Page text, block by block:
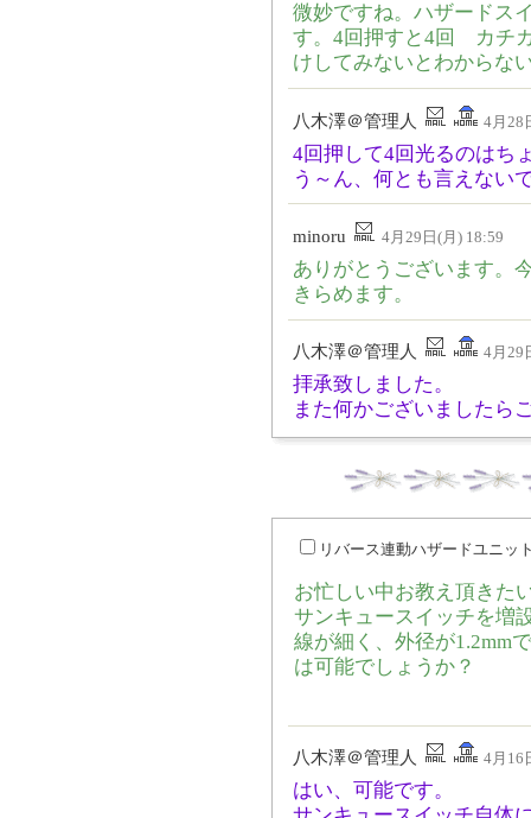
微妙ですね。ハザードス
す。4回押すと4回 カチ
けしてみないとわからな
八木澤＠管理人 4月28
4回押して4回光るのはち
う～ん、何とも言えない
minoru 4月29日(月) 18:59
ありがとうございます
きらめます。
八木澤＠管理人 4月29
拝承致しました。
また何かございましたら
リバース連動ハザードユニッ
お忙しい中お教え頂きた
サンキュースイッチを増
線が細く、外径が1.2mm
は可能でしょうか？
八木澤＠管理人 4月16
はい、可能です。